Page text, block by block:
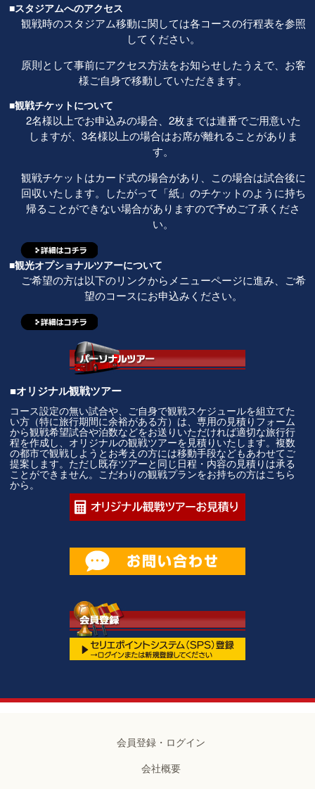
■スタジアムへのアクセス
観戦時のスタジアム移動に関しては各コースの行程表を参照
してください。
原則として事前にアクセス方法をお知らせしたうえで、お客
様ご自身で移動していただきます。
■観戦チケットについて
2名様以上でお申込みの場合、2枚までは連番でご用意いた
しますが、3名様以上の場合はお席が離れることがありま
す。
観戦チケットはカード式の場合があり、この場合は試合後に
回収いたします。したがって「紙」のチケットのように持ち
帰ることができない場合がありますので予めご了承くださ
い。
■観光オプショナルツアーについて
ご希望の方は以下のリンクからメニューページに進み、ご希
望のコースにお申込みください。
■オリジナル観戦ツアー
コース設定の無い試合や、ご自身で観戦スケジュールを組立てた
い方（特に旅行期間に余裕がある方）は、専用の見積りフォーム
から観戦希望試合や泊数などをお送りいただければ適切な旅行行
程を作成し、オリジナルの観戦ツアーを見積りいたします。複数
の都市で観戦しようとお考えの方には移動手段などもあわせてご
提案します。ただし既存ツアーと同じ日程・内容の見積りは承る
ことができません。こだわりの観戦プランをお持ちの方はこちら
から。
会員登録・ログイン
会社概要